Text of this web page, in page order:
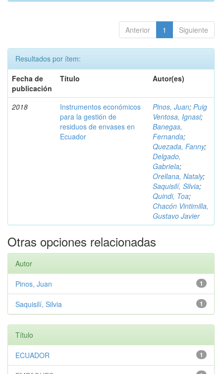
Anterior 1 Siguiente
Resultados por ítem:
Fecha de
publicación
Título Autor(es)
2018
Instrumentos económicos
para la gestión de
residuos de envases en
Ecuador
Pinos, Juan; Puig
Ventosa, Ignasi;
Banegas,
Fernanda;
Quezada, Fanny;
Delgado,
Gabriela;
Orellana, Nataly;
Saquisilí, Silvia;
Quindi, Toa;
Chacón Vintimilla,
Gustavo Javier
Otras opciones relacionadas
Autor
1
Pinos, Juan
1
Saquisilí, Silvia
Título
1
ECUADOR